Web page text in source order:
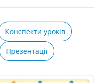
Конспекти уроків
Презентації